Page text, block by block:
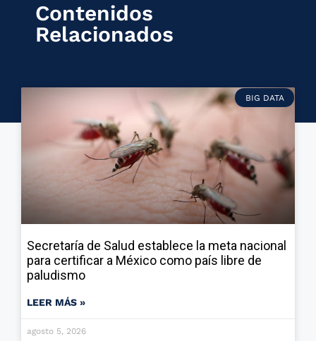
Contenidos
Relacionados
BIG DATA
Secretaría de Salud establece la meta nacional
para certificar a México como país libre de
paludismo
LEER MÁS »
agosto 5, 2026